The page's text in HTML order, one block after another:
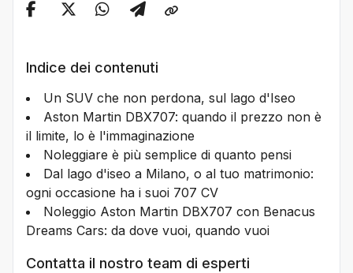
Indice dei contenuti
Un SUV che non perdona, sul lago d'Iseo
Aston Martin DBX707: quando il prezzo non è
il limite, lo è l'immaginazione
Noleggiare è più semplice di quanto pensi
Dal lago d'iseo a Milano, o al tuo matrimonio:
ogni occasione ha i suoi 707 CV
Noleggio Aston Martin DBX707 con Benacus
Dreams Cars: da dove vuoi, quando vuoi
Contatta il nostro team di esperti